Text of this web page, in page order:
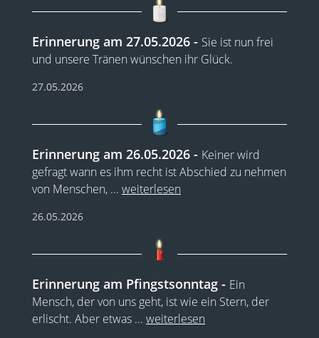
Erinnerung am 27.05.2026
Sie ist nun frei
und unsere Tränen wünschen ihr Glück.
27.05.2026
Erinnerung am 26.05.2026
Keiner wird
gefragt wann es ihm recht ist Abschied zu nehmen
von Menschen, ... weiterlesen
26.05.2026
Erinnerung am Pfingstsonntag
Ein
Mensch, der von uns geht, ist wie ein Stern, der
erlischt. Aber etwas ... weiterlesen